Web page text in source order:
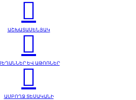
ԱՇԽԱՏԱՍԵՆՅԱԿ
ԵՎ ԱԹՈՌՆԵՐ
ԱՄԲՈՂՋ ՏԵՍԱԿԱՆԻ